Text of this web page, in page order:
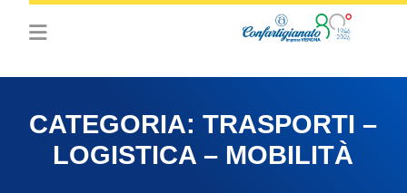
CATEGORIA: TRASPORTI –
LOGISTICA – MOBILITÀ